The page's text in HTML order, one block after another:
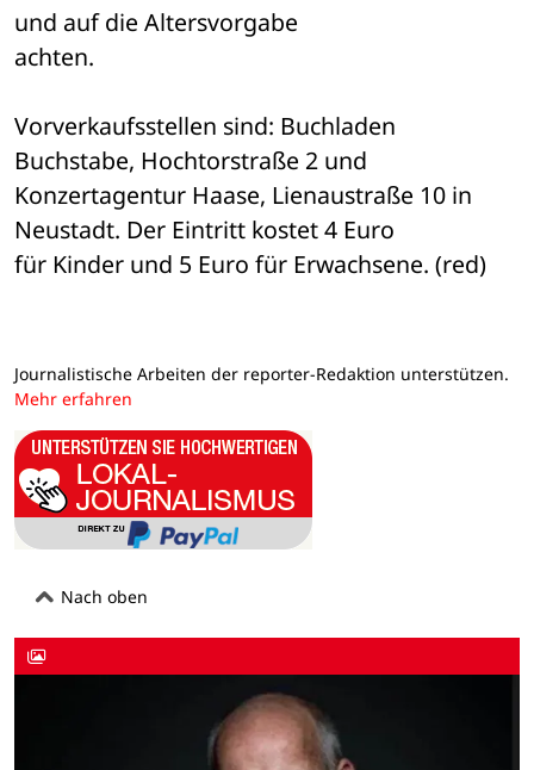
und auf die Altersvorgabe
achten.
Vorverkaufsstellen sind: Buchladen
Buchstabe, Hochtorstraße 2 und
Konzertagentur Haase, Lienaustraße 10 in
Neustadt. Der Eintritt kostet 4 Euro
für Kinder und 5 Euro für Erwachsene. (red)
Journalistische Arbeiten der reporter-Redaktion unterstützen.
Mehr erfahren
Nach oben